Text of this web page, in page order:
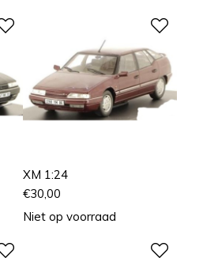
XM 1:24
€30,00
Niet op voorraad